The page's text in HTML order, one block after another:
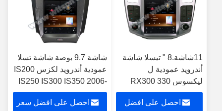
11شاشة.8 " تيسلا شاشة
أندرويد عمودية ل
ليكسوس RX300 330
350 400H 2004-2008
سيارات ستيريو
احصل على افضل
شاشة 9.7 بوصة شاشة تسلا
عمودية أندرويد لكزس IS200
IS250 IS300 IS350 2006-
2012
احصل على افضل سعر